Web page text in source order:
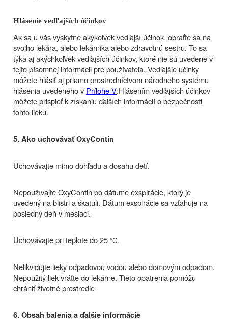
Hlásenie vedľajších účinkov
Ak sa u vás vyskytne akýkoľvek vedľajší účinok, obráťte sa na
svojho lekára, alebo lekárnika alebo zdravotnú sestru. To sa
týka aj akýchkoľvek vedľajších účinkov, ktoré nie sú uvedené v
tejto písomnej informácii pre používateľa. Vedľajšie účinky
môžete hlásiť aj priamo prostredníctvom národného systému
hlásenia uvedeného v Prílohe V.Hlásením vedľajších účinkov
môžete prispieť k získaniu ďalších informácií o bezpečnosti
tohto lieku.
5.Ako uchovávať OxyContin
Uchovávajte mimo dohľadu a dosahu detí.
Nepoužívajte OxyContin po dátume exspirácie, ktorý je
uvedený na blistri a škatuli. Dátum exspirácie sa vzťahuje na
posledný deň v mesiaci.
Uchovávajte pri teplote do 25 °C.
Nelikvidujte lieky odpadovou vodou alebo domovým odpadom.
Nepoužitý liek vráťte do lekárne. Tieto opatrenia pomôžu
chrániť životné prostredie
6.Obsah balenia a ďalšie informácie